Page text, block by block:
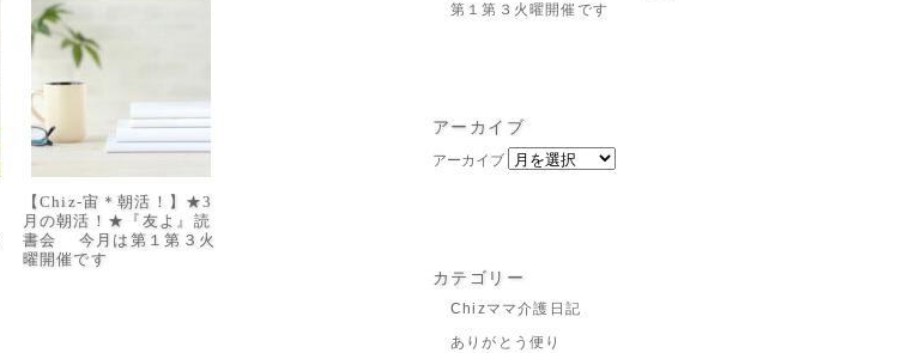
【Chiz-宙＊朝活！】★3
月の朝活！★『友よ』読
書会 今月は第１第３火
曜開催です
第１第３火曜開催です
アーカイブ
アーカイブ
カテゴリー
Chizママ介護日記
ありがとう便り